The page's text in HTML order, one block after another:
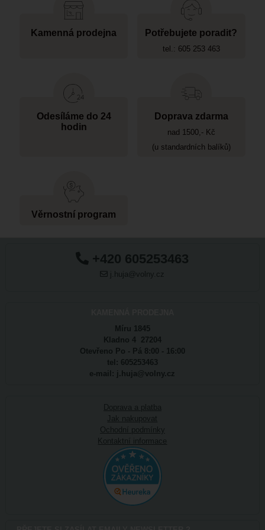
Kamenná prodejna Potřebujete poradit?
tel.: 605 253 463
Odesíláme do 24
hodin
Doprava zdarma
nad 1500,- Kč
(u standardních balíků)
Věrnostní program
+420 605253463
j.huja@volny.cz
Míru 1845
Kladno 4 27204
Otevřeno Po - Pá 8:00 - 16:00
tel: 605253463
e-mail: j.huja@volny.cz
Doprava a platba
Jak nakupovat
Ochodní podmínky
Kontaktní informace